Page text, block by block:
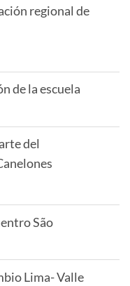
regional de
de la escuela
del
São
Lima- Valle